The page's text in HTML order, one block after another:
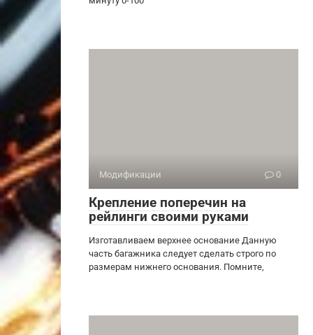
Модификации 0
Крепление поперечин на
рейлинги своими руками
Изготавливаем верхнее основание Данную
часть багажника следует сделать строго по
размерам нижнего основания. Помните,